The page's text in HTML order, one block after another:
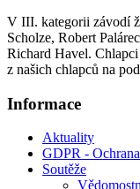
V III. kategorii závodí
Scholze, Robert
Richard Havel.
z našich chlapců na
Informace
Aktuality
GDPR -
Soutěže